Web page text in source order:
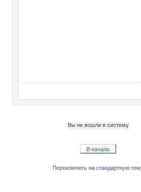
Вы не вошли в систему
В начало
Переключить на стандартную